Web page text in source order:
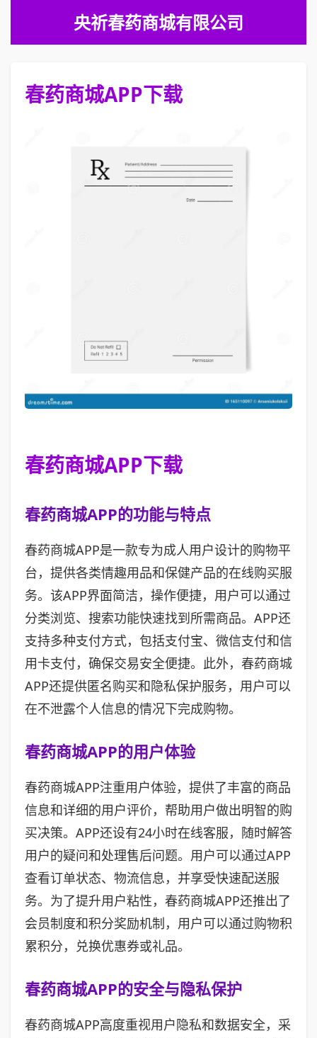
央祈春药商城有限公司
春药商城APP下载
春药商城APP下载
春药商城APP的功能与特点
春药商城APP是一款专为成人用户设计的购物平
台，提供各类情趣用品和保健产品的在线购买服
务。该APP界面简洁，操作便捷，用户可以通过
分类浏览、搜索功能快速找到所需商品。APP还
支持多种支付方式，包括支付宝、微信支付和信
用卡支付，确保交易安全便捷。此外，春药商城
APP还提供匿名购买和隐私保护服务，用户可以
在不泄露个人信息的情况下完成购物。
春药商城APP的用户体验
春药商城APP注重用户体验，提供了丰富的商品
信息和详细的用户评价，帮助用户做出明智的购
买决策。APP还设有24小时在线客服，随时解答
用户的疑问和处理售后问题。用户可以通过APP
查看订单状态、物流信息，并享受快速配送服
务。为了提升用户粘性，春药商城APP还推出了
会员制度和积分奖励机制，用户可以通过购物积
累积分，兑换优惠券或礼品。
春药商城APP的安全与隐私保护
春药商城APP高度重视用户隐私和数据安全，采